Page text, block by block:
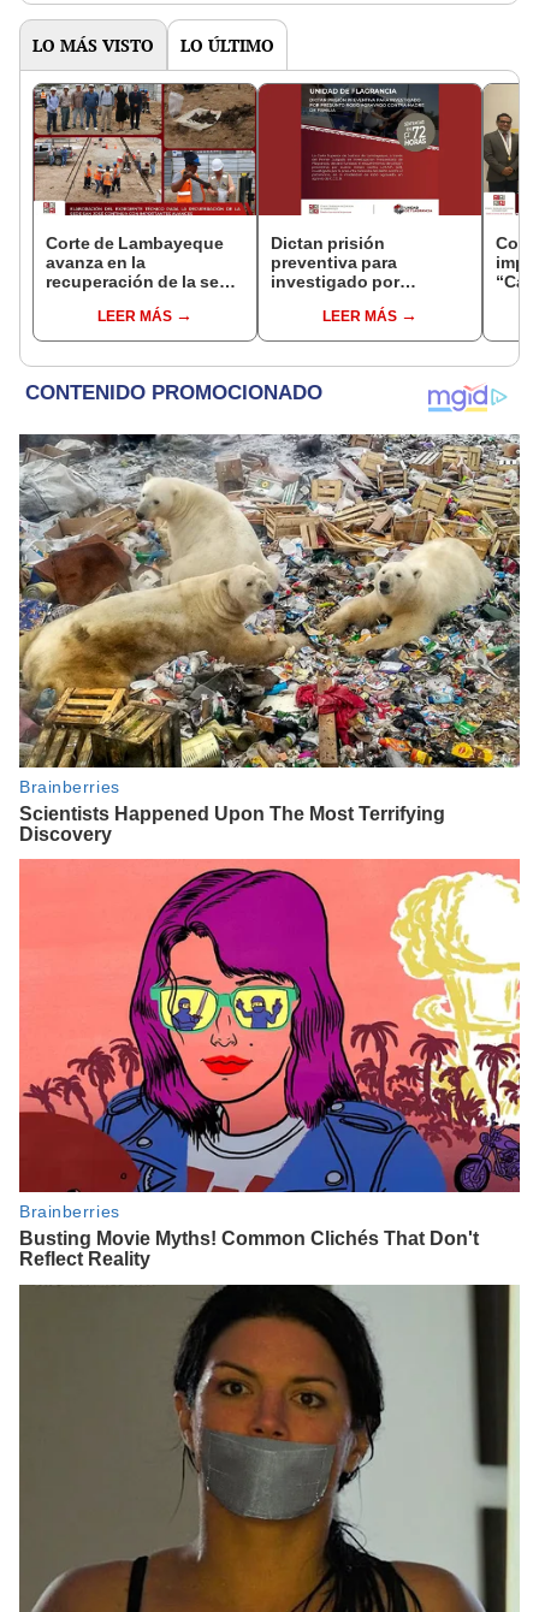
LO MÁS VISTO LO ÚLTIMO
Corte de Lambayeque
avanza en la
recuperación de la sede
LEER MÁS
Dictan prisión
preventiva para
investigado por
contra madre de familia
LEER MÁS